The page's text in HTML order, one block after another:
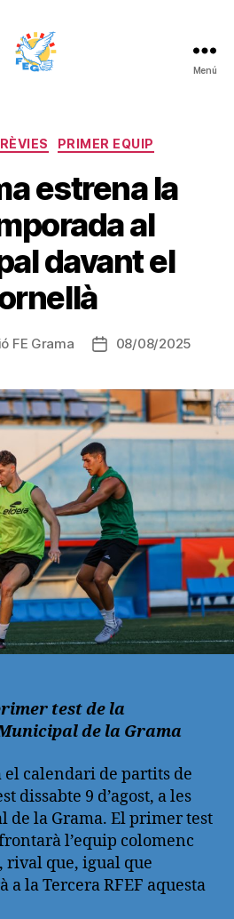
Menú
Categorías
PRIMER EQUIP
estrena la
al
davant el
FE Grama
Fecha
entrada
08/08/2025
test de la
de la Grama
el calendari de partits de
dissabte 9 d’agost, a les
de la Grama. El primer test
l’equip colomenc
rival que, igual que
a la Tercera RFEF aquesta